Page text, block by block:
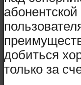
добиться
только за